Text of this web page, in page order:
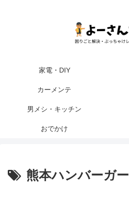
家電・DIY
カーメンテ
男メシ・キッチン
おでかけ
熊本ハンバーガー